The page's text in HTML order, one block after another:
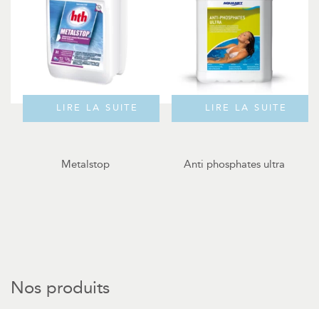
LIRE LA SUITE
Metalstop
LIRE LA SUITE
Anti phosphates ultra
Nos produits